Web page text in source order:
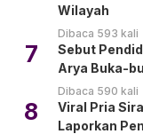
Wilayah
Dibaca 593 kali
7
Sebut
Arya Buka-
Dibaca 590 kali
8
Viral Pria
Laporkan